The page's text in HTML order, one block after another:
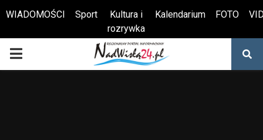
Otwórz pasek narzędzi
WIADOMOŚCI Sport
Kultura i
rozrywka
Kalendarium FOTO
PRIMARY